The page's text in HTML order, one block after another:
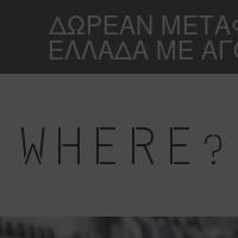
ΔΩΡΕΑΝ
ΕΛΛΑΔΑ ΜΕ
W HERE